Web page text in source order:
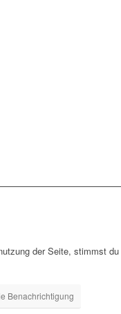
der Seite, stimmst du
Benachrichtigung